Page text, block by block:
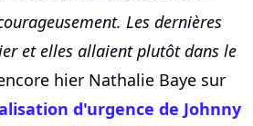
Les dernières
et elles allaient plutôt dans le
hier Nathalie Baye sur
d'urgence de Johnny